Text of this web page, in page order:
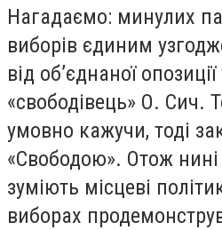
Нагадаємо: минулих
виборів єдиним
від об’єднаної
«свободівець» О. Сич.
умовно кажучи, тоді
«Свободою». Отож нині
зуміють місцеві
виборах